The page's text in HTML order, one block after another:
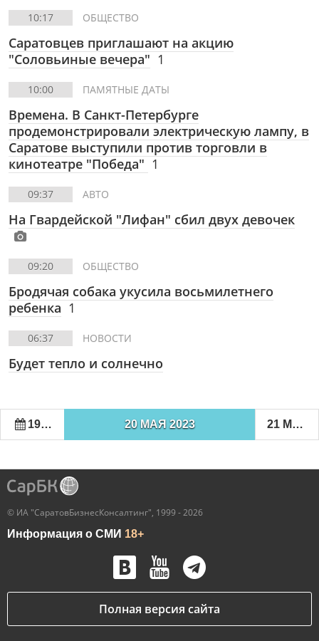
10:17 ОБЩЕСТВО
Саратовцев приглашают на акцию
"Соловьиные вечера" 1
10:00 ПАМЯТНЫЕ ДАТЫ
Времена. В Санкт-Петербурге
продемонстрировали электрическую лампу, в
Саратове выступили против торговли в
кинотеатре "Победа" 1
09:37 АВТО
На Гвардейской "Лифан" сбил двух девочек
09:20 ОБЩЕСТВО
Бродячая собака укусила восьмилетнего
ребенка 1
06:37 НОВОСТИ
Будет тепло и солнечно
19 МАЯ 2023 20 МАЯ 2023 21 МАЯ 2023
© ИА "СаратовБизнесКонсалтинг", 1999 - 2026
Информация о СМИ 18+
Полная версия сайта